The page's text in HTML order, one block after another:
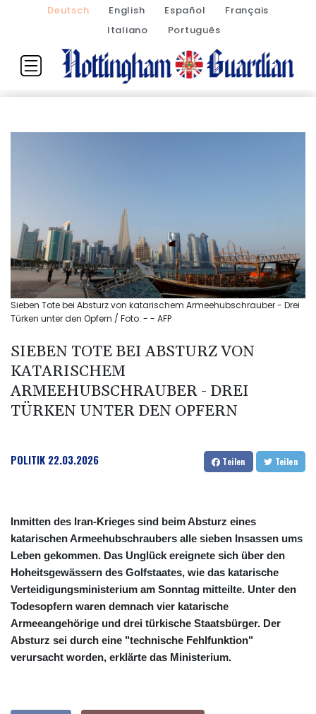
Deutsch English Español
Français
Italiano
Português
Sieben Tote bei Absturz von katarischem Armeehubschrauber - Drei
Türken unter den Opfern / Foto: - - AFP
SIEBEN TOTE BEI ABSTURZ VON
KATARISCHEM
ARMEEHUBSCHRAUBER - DREI
TÜRKEN UNTER DEN OPFERN
POLITIK 22.03.2026 Teilen Teilen
Inmitten des Iran-Krieges sind beim Absturz eines
katarischen Armeehubschraubers alle sieben Insassen ums
Leben gekommen. Das Unglück ereignete sich über den
Hoheitsgewässern des Golfstaates, wie das katarische
Verteidigungsministerium am Sonntag mitteilte. Unter den
Todesopfern waren demnach vier katarische
Armeeangehörige und drei türkische Staatsbürger. Der
Absturz sei durch eine "technische Fehlfunktion"
verursacht worden, erklärte das Ministerium.